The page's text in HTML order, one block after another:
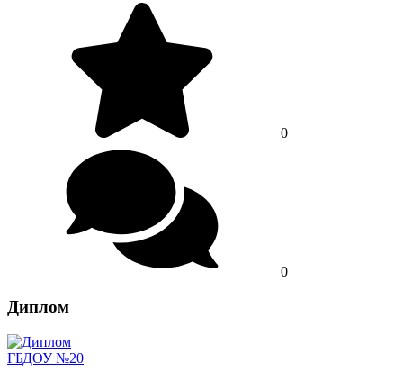
0
0
Диплом
ГБДОУ №20